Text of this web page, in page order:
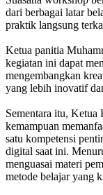
dari berbagai latar
praktik langsung
Ketua panitia
kegiatan ini dapat
mengembangkan
yang lebih inovatif
Sementara itu,
kemampuan
satu kompetensi
digital saat ini.
menguasai materi
metode belajar yang